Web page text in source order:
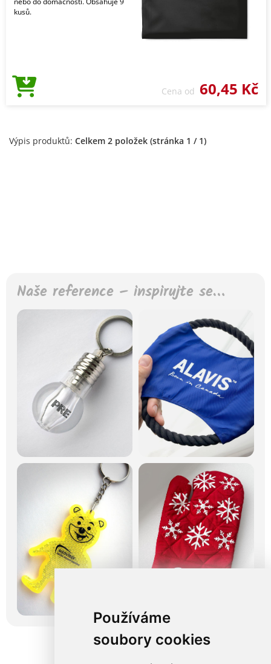
Používáme
soubory cookies
kusů.
Cena od 60,45 Kč
Výpis produktů: Celkem 2 položek (stránka 1 / 1)
Naše reference – inspirujte se…